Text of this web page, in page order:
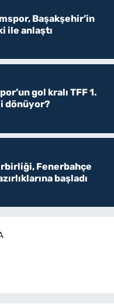
Başakşehir’in
ile anlaştı
gol kralı TFF 1.
dönüyor?
Fenerbahçe
başladı